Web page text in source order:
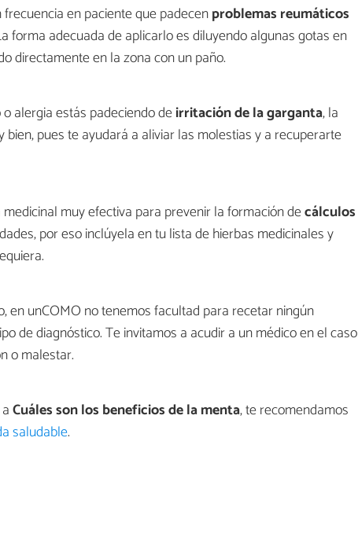
en paciente que padecenproblemas reumáticos
forma adecuada de aplicarlo es diluyendo algunas gotas en
directamente en la zona con un paño.
alergia estás padeciendo deirritación de la garganta, la
pues te ayudará a aliviar las molestias y a recuperarte
muy efectiva para prevenir la formación decálculos
por eso inclúyela en tu lista de hierbas medicinales y
en unCOMO no tenemos facultad para recetar ningún
de diagnóstico. Te invitamos a acudir a un médico en el caso
o malestar.
Cuáles son los beneficios de la menta, te recomendamos
saludable.